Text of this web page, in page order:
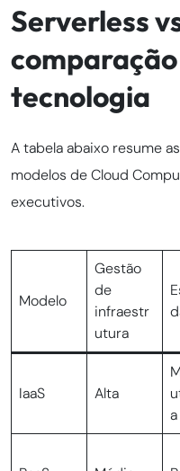
Serverless
tecnologia
A tabela abaixo resume
modelos de Cloud
executivos.
Modelo
Gestão
de
infraestr
utura
IaaS Alta
a